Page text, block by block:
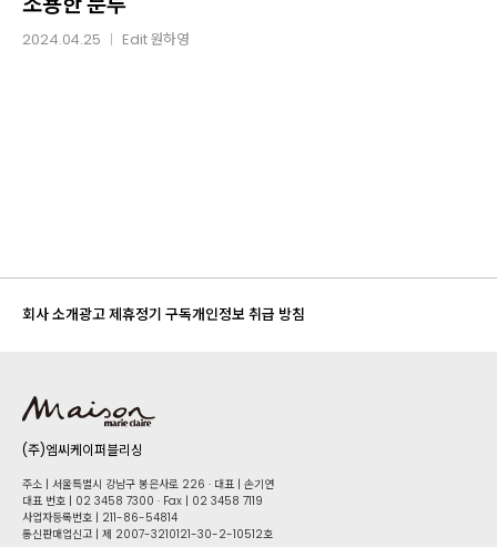
2024.04.25 Edit원하영
회사 소개광고 제휴정기 구독개인정보 취급 방침
(주)엠씨케이퍼블리싱
주소 | 서울특별시 강남구 봉은사로 226 · 대표 | 손기연
대표 번호 | 02 34​58 7300 · Fax | 02 34​58 7119
사업자등록번호 | 211-86-5​4814
통신판매업신고 | 제 2007-3210121-30-2-10512호